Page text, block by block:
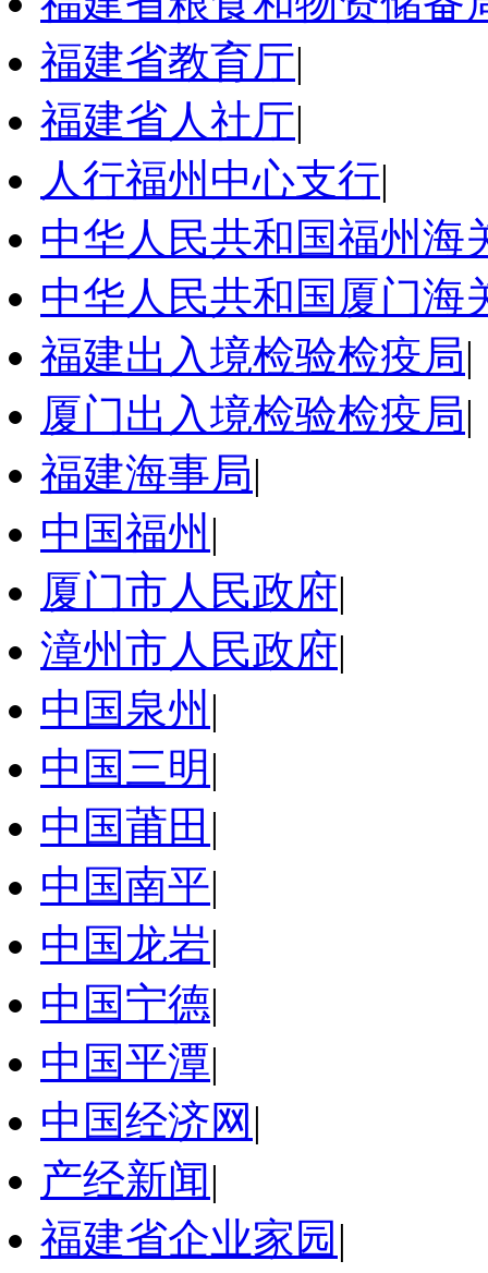
福建省教育厅|
福建省人社厅|
人行福州中心支行|
中华人民共和国福州海
中华人民共和国厦门海
福建出入境检验检疫局|
厦门出入境检验检疫局|
福建海事局|
中国福州 |
厦门市人民政府|
漳州市人民政府|
中国泉州 |
中国三明 |
中国莆田 |
中国南平|
中国龙岩|
中国宁德|
中国平潭|
中国经济网 |
产经新闻|
福建省企业家园 |